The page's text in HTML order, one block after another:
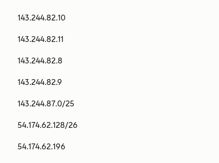
143.244.82.10
143.244.82.11
143.244.82.8
143.244.82.9
143.244.87.0/25
54.174.62.128/26
54.174.62.196